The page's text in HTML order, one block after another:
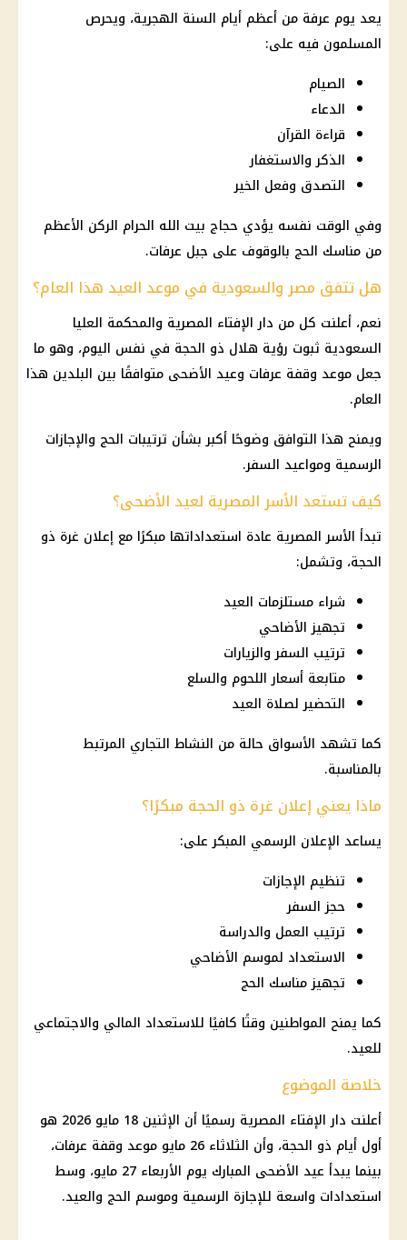
يعد يوم عرفة من أعظم أيام السنة الهجرية، ويحرص
المسلمون فيه على:
الصيام
الدعاء
قراءة القرآن
الذكر والاستغفار
التصدق وفعل الخير
وفي الوقت نفسه يؤدي حجاج بيت الله الحرام الركن الأعظم
من مناسك الحج بالوقوف على جبل عرفات.
هل تتفق مصر والسعودية في موعد العيد هذا العام؟
نعم، أعلنت كل من دارالإفتاء المصرية والمحكمة العليا
السعودية ثبوت رؤية هلال ذو الحجة في نفس اليوم، وهو ما
جعل موعد وقفة عرفات وعيد الأضحى متوافقًا بين البلدين هذا
العام.
ويمنح هذا التوافق وضوحًا أكبر بشأن ترتيبات الحج والإجازات
الرسمية ومواعيد السفر.
كيف تستعد الأسر المصرية لعيد الأضحى؟
تبدأ الأسر المصرية عادة استعداداتها مبكرًا مع إعلان غرة ذو
الحجة، وتشمل:
شراء مستلزمات العيد
تجهيز الأضاحي
ترتيب السفر والزيارات
متابعة أسعار اللحوم والسلع
التحضير لصلاة العيد
كما تشهد الأسواق حالة من النشاط التجاري المرتبط
بالمناسبة.
ماذا يعني إعلان غرة ذو الحجة مبكرًا؟
يساعد الإعلان الرسمي المبكر على:
تنظيم الإجازات
حجز السفر
ترتيب العمل والدراسة
الاستعداد لموسم الأضاحي
تجهيز مناسك الحج
كما يمنح المواطنين وقتًا كافيًا للاستعداد المالي والاجتماعي
للعيد.
خلاصة الموضوع
أعلنت دار الإفتاء
المصرية رسميًا أن الإثنين 18 مايو 2026 هو
أول أيام ذو الحجة، وأن الثلاثاء 26 مايو
موعد وقفة عرفات،
بينما يبدأ عيد الأضحى المبارك
يوم الأربعاء 27 مايو، وسط
استعدادات واسعة للإجازة الرسمية وموسم الحج والعيد.